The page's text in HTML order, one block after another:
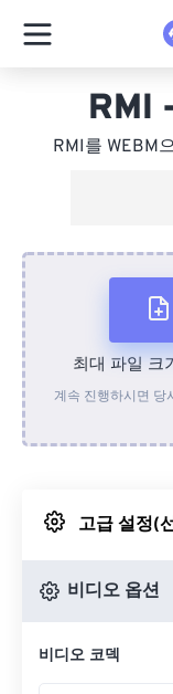
RMI
RMI를 WEBM
최대 파일 크
계속 진행하시면 당
고급 설정(
비디오 옵션
비디오 코덱